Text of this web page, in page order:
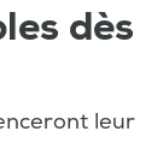
dès
leur